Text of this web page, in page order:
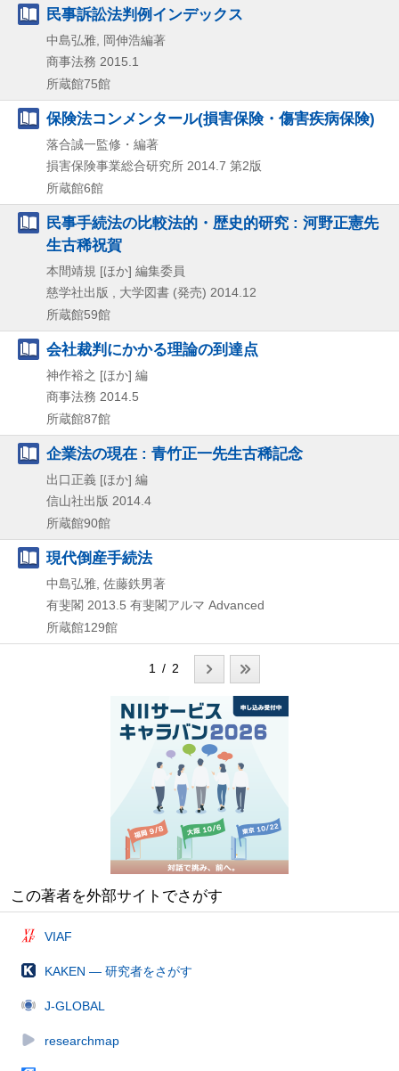
民事訴訟法判例インデックス
中島弘雅, 岡伸浩編著
商事法務 2015.1
所蔵館75館
保険法コンメンタール(損害保険・傷害疾病保険)
落合誠一監修・編著
損害保険事業総合研究所 2014.7 第2版
所蔵館6館
民事手続法の比較法的・歴史的研究 : 河野正憲先
生古稀祝賀
本間靖規 [ほか] 編集委員
慈学社出版 , 大学図書 (発売) 2014.12
所蔵館59館
会社裁判にかかる理論の到達点
神作裕之 [ほか] 編
商事法務 2014.5
所蔵館87館
企業法の現在 : 青竹正一先生古稀記念
出口正義 [ほか] 編
信山社出版 2014.4
所蔵館90館
現代倒産手続法
中島弘雅, 佐藤鉄男著
有斐閣 2013.5 有斐閣アルマ Advanced
所蔵館129館
1 / 2
この著者を外部サイトでさがす
VIAF
KAKEN — 研究者をさがす
J-GLOBAL
researchmap